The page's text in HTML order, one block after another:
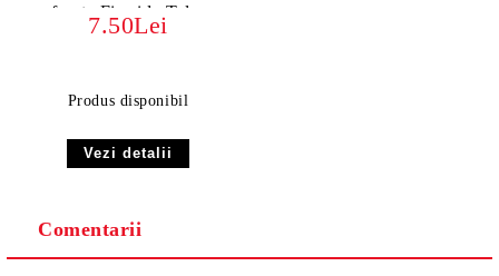
fructe Fireside Tales
7.50Lei
Produs disponibil
Vezi detalii
Comentarii